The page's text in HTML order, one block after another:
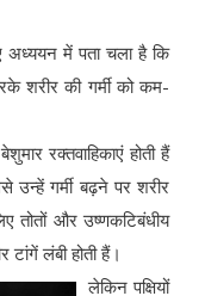
अध्ययन में पता चला है कि
शरीर की गर्मी को कम-
रक्तवाहिकाएं होती हैं
गर्मी बढ़ने पर शरीर
तोतों और उष्णकटिबंधीय
लंबी होती हैं।
लेकिन पक्षियों